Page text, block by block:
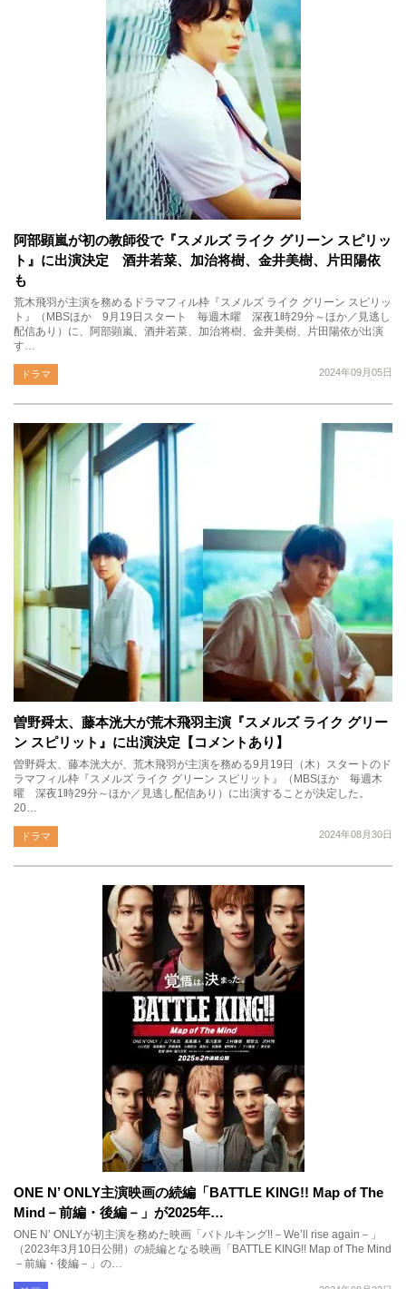
阿部顕嵐が初の教師役で『スメルズ ライク グリーン スピリッ
ト』に出演決定 酒井若菜、加治将樹、金井美樹、片田陽依
も
荒木飛羽が主演を務めるドラマフィル枠『スメルズ ライク グリーン スピリッ
ト』（MBSほか 9月19日スタート 毎週木曜 深夜1時29分～ほか／見逃し
配信あり）に、阿部顕嵐、酒井若菜、加治将樹、金井美樹、片田陽依が出演
す…
2024年09月05日
ドラマ
曽野舜太、藤本洸大が荒木飛羽主演『スメルズ ライク グリー
ン スピリット』に出演決定【コメントあり】
曽野舜太、藤本洸大が、荒木飛羽が主演を務める9月19日（木）スタートのド
ラマフィル枠『スメルズ ライク グリーン スピリット』（MBSほか 毎週木
曜 深夜1時29分～ほか／見逃し配信あり）に出演することが決定した。
20…
2024年08月30日
ドラマ
ONE N’ ONLY主演映画の続編「BATTLE KING!! Map of The
Mind－前編・後編－」が2025年…
ONE N’ ONLYが初主演を務めた映画「バトルキング!!－We’ll rise again－」
（2023年3月10日公開）の続編となる映画「BATTLE KING!! Map of The Mind
－前編・後編－」の…